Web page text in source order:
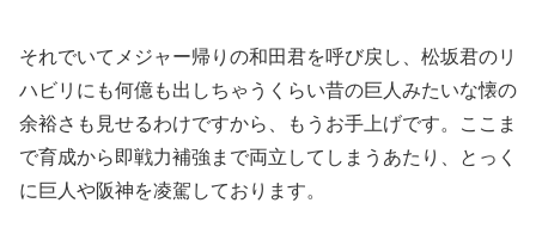
それでいてメジャー帰りの和田君を呼び戻し、松坂君のリ
ハビリにも何億も出しちゃうくらい昔の巨人みたいな懐の
余裕さも見せるわけですから、もうお手上げです。ここま
で育成から即戦力補強まで両立してしまうあたり、とっく
に巨人や阪神を凌駕しております。